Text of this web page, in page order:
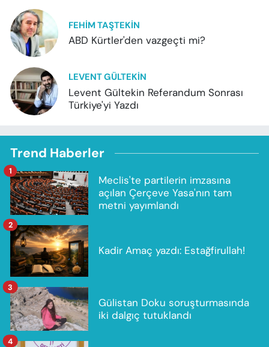
FEHIM TAŞTEKIN
ABD Kürtler'den vazgeçti mi?
LEVENT GÜLTEKIN
Levent Gültekin Referandum Sonrası
Türkiye'yi Yazdı
Trend Haberler
Meclis'te partilerin imzasına
açılan Çerçeve Yasa'nın tam
metni yayımlandı
1
Kadir Amaç yazdı: Estağfirullah!
2
Gülistan Doku soruşturmasında
iki dalgıç tutuklandı
3
4